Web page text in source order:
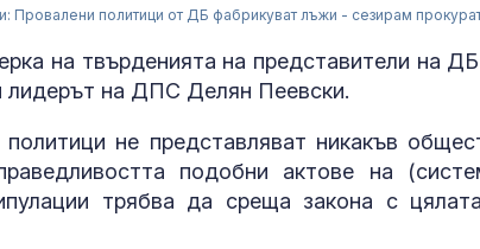
Провалени политици от ДБ фабрикуват лъжи - сезирам
на твърденията на представители на
лидерът на ДПС Делян Пеевски.
не представляват никакъв
подобни актове на
трябва да среща закона с